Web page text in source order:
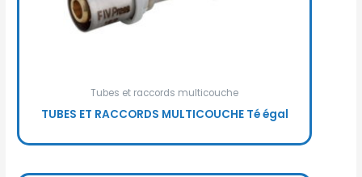
Tubes et raccords multicouche
TUBES ET RACCORDS MULTICOUCHE Té égal